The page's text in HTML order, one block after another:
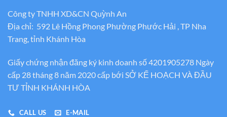
Công ty TNHH XD&CN Quỳnh An
Địa chỉ: 592 Lê Hồng Phong Phường Phước Hải , TP Nha
Trang, tỉnh Khánh Hòa
Giấy chứng nhận đăng ký kinh doanh số 4201905278 Ngày
cấp 28 tháng 8 năm 2020 cấp bới SỞ KẾ HOẠCH VÀ ĐẦU
TƯ TỈNH KHÁNH HÒA
CALL US E-MAIL